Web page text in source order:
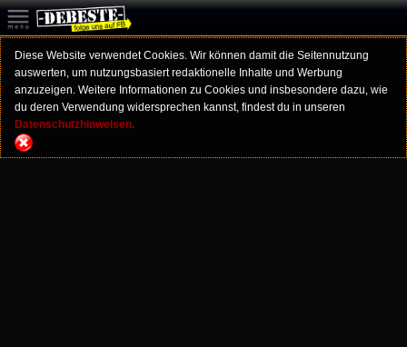
Diese Website verwendet Cookies. Wir können damit die Seitennutzung
auswerten, um nutzungsbasiert redaktionelle Inhalte und Werbung
anzuzeigen. Weitere Informationen zu Cookies und insbesondere dazu, wie
du deren Verwendung widersprechen kannst, findest du in unseren
Datenschutzhinweisen.